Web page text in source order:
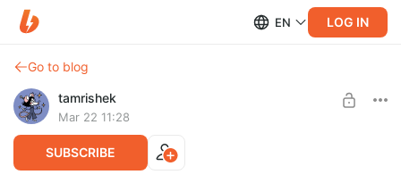
EN LOG IN
Go to blog
tamrishek
Mar 22 11:28
SUBSCRIBE